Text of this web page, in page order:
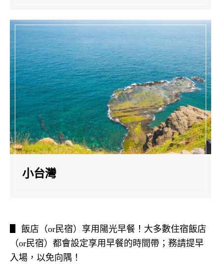
小台灣
▋ 飯店（or民宿）享用陽光早餐！大多數住宿飯店
（or民宿）都會設定享用早餐的時間帶；務請提早
入場，以免向隅！